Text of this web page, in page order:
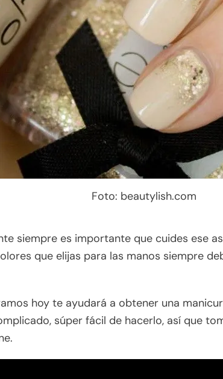
Foto: beautylish.com
siempre es importante que cuides ese
que elijas para las manos siempre
hoy te ayudará a obtener una
súper fácil de hacerlo, así que